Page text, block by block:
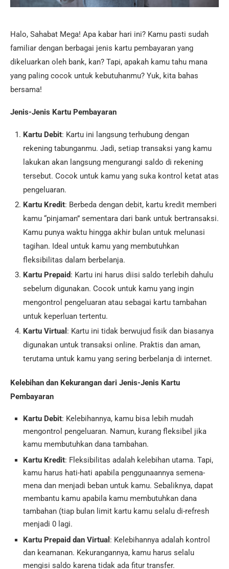
Halo, Sahabat Mega! Apa kabar hari ini? Kamu pasti sudah
familiar dengan berbagai jenis kartu pembayaran yang
dikeluarkan oleh bank, kan? Tapi, apakah kamu tahu mana
yang paling cocok untuk kebutuhanmu? Yuk, kita bahas
bersama!
Jenis-Jenis Kartu Pembayaran
Kartu Debit: Kartu ini langsung terhubung dengan
rekening tabunganmu. Jadi, setiap transaksi yang kamu
lakukan akan langsung mengurangi saldo di rekening
tersebut. Cocok untuk kamu yang suka kontrol ketat atas
pengeluaran.
Kartu Kredit: Berbeda dengan debit, kartu kredit memberi
kamu “pinjaman” sementara dari bank untuk bertransaksi.
Kamu punya waktu hingga akhir bulan untuk melunasi
tagihan. Ideal untuk kamu yang membutuhkan
fleksibilitas dalam berbelanja.
Kartu Prepaid: Kartu ini harus diisi saldo terlebih dahulu
sebelum digunakan. Cocok untuk kamu yang ingin
mengontrol pengeluaran atau sebagai kartu tambahan
untuk keperluan tertentu.
Kartu Virtual : Kartu ini tidak berwujud fisik dan biasanya
digunakan untuk transaksi online. Praktis dan aman,
terutama untuk kamu yang sering berbelanja di internet.
Kelebihan dan Kekurangan dari Jenis-Jenis Kartu
Pembayaran
Kartu Debit: Kelebihannya, kamu bisa lebih mudah
mengontrol pengeluaran. Namun, kurang fleksibel jika
kamu membutuhkan dana tambahan.
Kartu Kredit: Fleksibilitas adalah kelebihan utama. Tapi,
kamu harus hati-hati apabila penggunaannya semena-
mena dan menjadi beban untuk kamu. Sebaliknya, dapat
membantu kamu apabila kamu membutuhkan dana
tambahan (tiap bulan limit kartu kamu selalu di-refresh
menjadi 0 lagi.
Kartu Prepaid dan Virtual : Kelebihannya adalah kontrol
dan keamanan. Kekurangannya, kamu harus selalu
mengisi saldo karena tidak ada fitur transfer.